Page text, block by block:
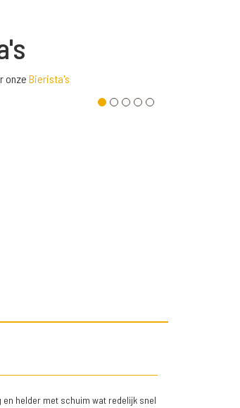
onze Bierista's
helder met schuim wat redelijk snel